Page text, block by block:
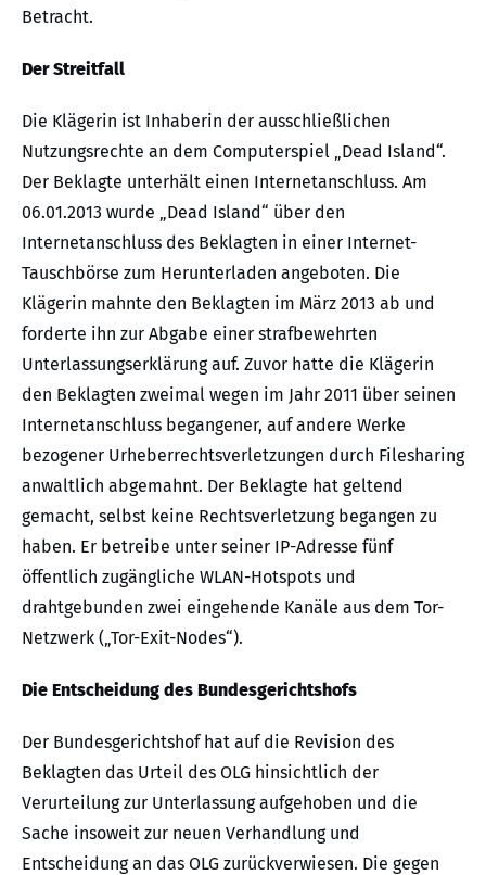
Betracht.
Der Streitfall
Die Klägerin ist Inhaberin der ausschließlichen
Nutzungsrechte an dem Computerspiel „Dead Island“.
Der Beklagte unterhält einen Internetanschluss. Am
06.01.2013 wurde „Dead Island“ über den
Internetanschluss des Beklagten in einer Internet-
Tauschbörse zum Herunterladen angeboten. Die
Klägerin mahnte den Beklagten im März 2013 ab und
forderte ihn zur Abgabe einer strafbewehrten
Unterlassungserklärung auf. Zuvor hatte die Klägerin
den Beklagten zweimal wegen im Jahr 2011 über seinen
Internetanschluss begangener, auf andere Werke
bezogener Urheberrechtsverletzungen durch Filesharing
anwaltlich abgemahnt. Der Beklagte hat geltend
gemacht, selbst keine Rechtsverletzung begangen zu
haben. Er betreibe unter seiner IP-Adresse fünf
öffentlich zugängliche WLAN-Hotspots und
drahtgebunden zwei eingehende Kanäle aus dem Tor-
Netzwerk („Tor-Exit-Nodes“).
Die Entscheidung des Bundesgerichtshofs
Der Bundesgerichtshof hat auf die Revision des
Beklagten das Urteil des OLG hinsichtlich der
Verurteilung zur Unterlassung aufgehoben und die
Sache insoweit zur neuen Verhandlung und
Entscheidung an das OLG zurückverwiesen. Die gegen